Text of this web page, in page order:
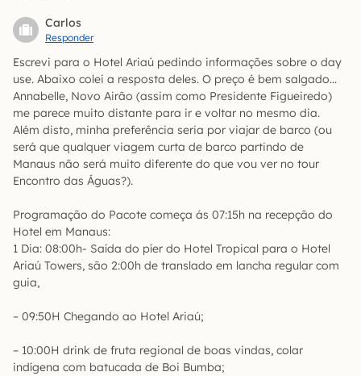
Carlos
Responder
Escrevi para o Hotel Ariaú pedindo informações sobre o day
use. Abaixo colei a resposta deles. O preço é bem salgado…
Annabelle, Novo Airão (assim como Presidente Figueiredo)
me parece muito distante para ir e voltar no mesmo dia.
Além disto, minha preferência seria por viajar de barco (ou
será que qualquer viagem curta de barco partindo de
Manaus não será muito diferente do que vou ver no tour
Encontro das Águas?).
Programação do Pacote começa ás 07:15h na recepção do
Hotel em Manaus:
1 Dia: 08:00h- Saída do píer do Hotel Tropical para o Hotel
Ariaú Towers, são 2:00h de translado em lancha regular com
guia,
– 09:50H Chegando ao Hotel Ariaú;
– 10:00H drink de fruta regional de boas vindas, colar
indígena com batucada de Boi Bumba;